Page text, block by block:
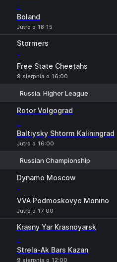
-
Boland
Jutro o 18:15
Stormers
-
Free State Cheetahs
9 sierpnia o 16:00
Russia. Higher League
Rotor Volgograd
-
Baltiysky Shtorm Kaliningrad
Jutro o 16:00
Russian Championship
Dynamo Moscow
-
VVA Podmoskovye Monino
Jutro o 17:00
Krasny Yar Krasnoyarsk
-
Strela-Ak Bars Kazan
9 sierpnia o 12:00